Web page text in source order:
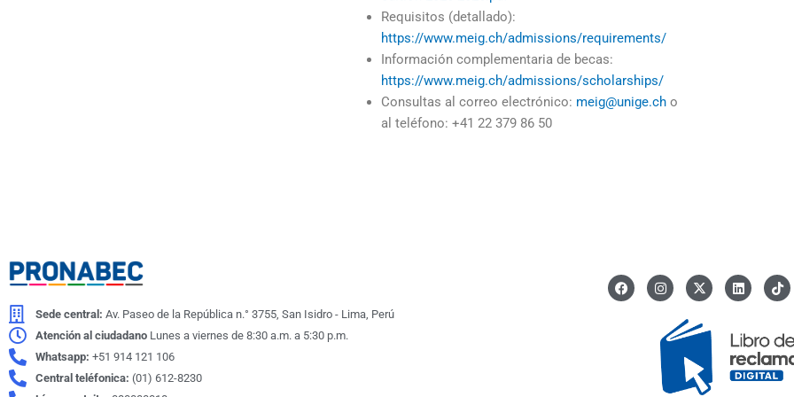
Requisitos (detallado):
https://www.meig.ch/admissions/requirements/
Información complementaria de becas:
https://www.meig.ch/admissions/scholarships/
Consultas al correo electrónico: meig@unige.ch o
al teléfono: +41 22 379 86 50
Sede central: Av. Paseo de la República n.° 3755, San Isidro - Lima, Perú
Atención al ciudadano Lunes a viernes de 8:30 a.m. a 5:30 p.m.
Whatsapp: +51 914 121 106
Central teléfonica: (01) 612-8230
F
a
c
I
n
s
a
g
r
a
m
X
-
t
w
i
t
e
r
L
i
n
e
d
i
n
I
c
o
-
t
i
k
t